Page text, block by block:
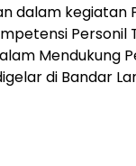
dalam kegiatan
Personil
Mendukung
di Bandar